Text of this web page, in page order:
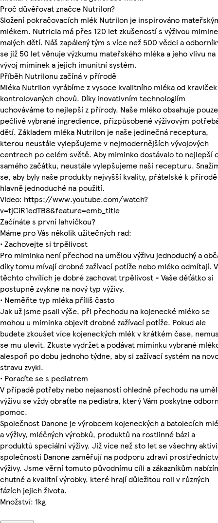
Proč důvěřovat značce Nutrilon?
Složení pokračovacích mlék Nutrilon je inspirováno
mlékem. Nutricia má přes 120 let zkušeností s výživou
malých dětí. Náš zapálený tým s více než 500 vědci a
se již 50 let věnuje výzkumu mateřského mléka a jeho vlivu na
vývoj miminek a jejich imunitní systém.
Příběh Nutrilonu začíná v přírodě
Mléka Nutrilon vyrábíme z vysoce kvalitního mléka od
kontrolovaných chovů. Díky inovativním technologiím
uchováváme to nejlepší z přírody. Naše mléko obsahuje pouze
pečlivě vybrané ingredience, přizpůsobené výživovým
dětí. Základem mléka Nutrilon je naše jedinečná receptura,
kterou neustále vylepšujeme v nejmodernějších vývojových
centrech po celém světě. Aby miminko dostávalo to nejlepší
samého začátku, neustále vylepšujeme naši recepturu.
se, aby byly naše produkty nejvyšší kvality, přátelské k
hlavně jednoduché na použití.
Video: https://www.youtube.com/watch?
v=tjCiR1edTB8&feature=emb_title
Začínáte s první lahvičkou?
Máme pro Vás několik užitečných rad:
• Zachovejte si trpělivost
Pro miminka není přechod na umělou výživu jednoduchý a
díky tomu mívají drobné zažívací potíže nebo mléko odmítají. V
těchto chvílích je dobré zachovat trpělivost - Vaše děťátko si
postupně zvykne na nový typ výživy.
• Neměňte typ mléka příliš často
Jak už jsme psali výše, při přechodu na kojenecké mléko se
mohou u miminka objevit drobné zažívací potíže. Pokud ale
budete zkoušet více kojeneckých mlék v krátkém čase,
se mu ulevit. Zkuste vydržet a podávat miminku vybrané
alespoň po dobu jednoho týdne, aby si zažívací systém na
stravu zvykl.
• Poraďte se s pediatrem
V případě potřeby nebo nejasností ohledně přechodu na
výživu se vždy obraťte na pediatra, který Vám poskytne
pomoc.
Společnost Danone je výrobcem kojeneckých a batolecích
a výživy, mléčných výrobků, produktů na rostlinné bázi a
produktů speciální výživy. Již více než sto let se všechny
společnosti Danone zaměřují na podporu zdraví
výživy. Jsme věrní tomuto původnímu cíli a zákazníkům
chutné a kvalitní výrobky, které hrají důležitou roli v různých
fázích jejich života.
Množství: 1kg